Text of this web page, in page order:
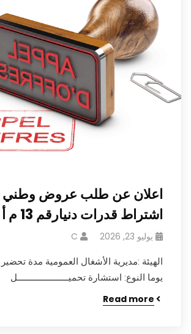
اعلان عن طلب عروض وطني
اشتراط قدرات دنيارقم 13 م أ ع /2026
يوليو 23, 2026 C
يوما النوع: استشارة تحميـــــــــــــــــــــل
Read more